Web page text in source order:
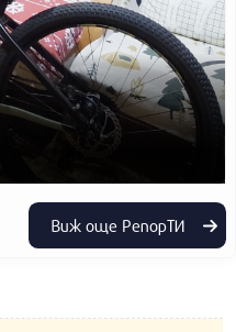
Виж още РепорТИ